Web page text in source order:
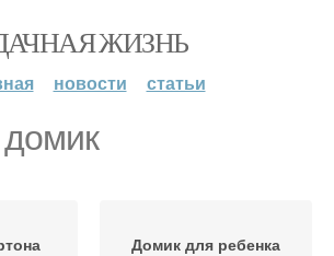
ЖИЗНЬ
новости статьи
Домик для ребенка